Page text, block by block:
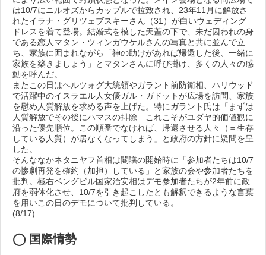
は10/7にニルオズからカップルで拉致され、23年11月に解放さ
れたイラナ・グリツェブスキーさん（31）が白いウェディング
ドレスを着て登場。結婚式を模した天蓋の下で、未だ囚われの身
である恋人マタン・ツィンガウケルさんの写真と共に並んで立
ち、家族に囲まれながら「神の助けがあれば帰還した後、一緒に
家族を築きましょう」とマタンさんに呼び掛け、多くの人々の感
動を呼んだ。
またこの日はヘルツォグ大統領やガラント前防衛相、ハリウッド
で活躍中のイスラエル人女優ガル・ガドットが広場を訪問、家族
を慰め人質解放を求める声を上げた。特にガラント氏は「まずは
人質解放でその後にハマスの排除―これこそがユダヤ的価値観に
沿った優先順位。この順番でなければ、帰還させる人々（＝生存
している人質）が居なくなってしまう」と政府の方針に疑問を呈
した。
そんななかネタニヤフ首相は閣議の開始時に「参加者たちは10/7
の惨劇再発を確約（加担）している」と家族の会や参加者たちを
批判。極右ベングビル国家治安相はデモ参加者たちが2年前に政
府を弱体化させ、10/7を引き起こしたとも解釈できるような言葉
を用いこの日のデモについて批判している。
(8/17)
◯ 国際情勢